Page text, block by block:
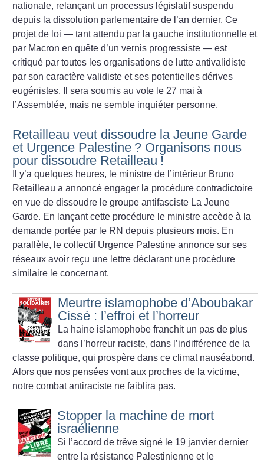
nationale, relançant un processus législatif suspendu
depuis la dissolution parlementaire de l’an dernier. Ce
projet de loi — tant attendu par la gauche institutionnelle et
par Macron en quête d’un vernis progressiste — est
critiqué par toutes les organisations de lutte antivalidiste
par son caractère validiste et ses potentielles dérives
eugénistes. Il sera soumis au vote le 27 mai à
l’Assemblée, mais ne semble inquiéter personne.
Retailleau veut dissoudre la Jeune Garde
et Urgence Palestine ? Organisons nous
pour dissoudre Retailleau !
Il y’a quelques heures, le ministre de l’intérieur Bruno
Retailleau a annoncé engager la procédure contradictoire
en vue de dissoudre le groupe antifasciste La Jeune
Garde. En lançant cette procédure le ministre accède à la
demande portée par le RN depuis plusieurs mois. En
parallèle, le collectif Urgence Palestine annonce sur ses
réseaux avoir reçu une lettre déclarant une procédure
similaire le concernant.
Meurtre islamophobe d’Aboubakar
Cissé : l’effroi et l’horreur
La haine islamophobe franchit un pas de plus
dans l’horreur raciste, dans l’indifférence de la
classe politique, qui prospère dans ce climat nauséabond.
Alors que nos pensées vont aux proches de la victime,
notre combat antiraciste ne faiblira pas.
Stopper la machine de mort
israélienne
Si l’accord de trêve signé le 19 janvier dernier
entre la résistance Palestinienne et le